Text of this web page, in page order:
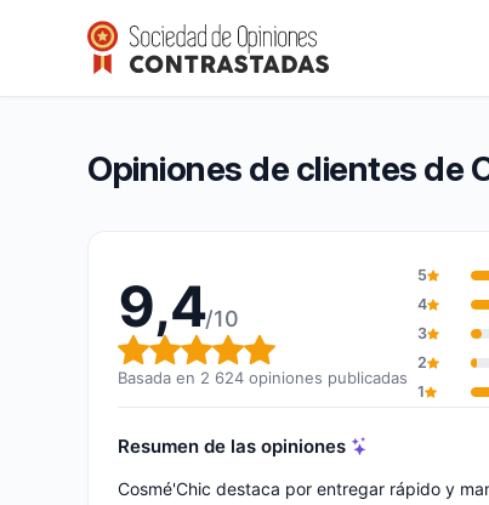
Cosmé’Chic
Calificación global: 9,4 de 10
9,4/10(2 624 opiniones)
Opiniones de clientes de
9,4/10
Calificación global: 9,4 de
Basada en 2 624 opiniones publicadas
5
4
3
2
1
Resumen de las opiniones
Cosmé'Chic destaca por entregar rápido y